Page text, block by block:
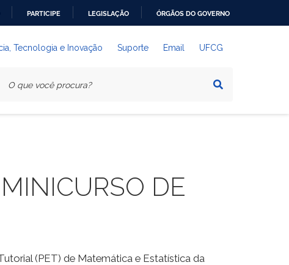
PARTICIPE LEGISLAÇÃO ÓRGÃOS DO GOVERNO
Tecnologia e Inovação Suporte Email UFCG
DE
(PET) de Matemática e Estatística da